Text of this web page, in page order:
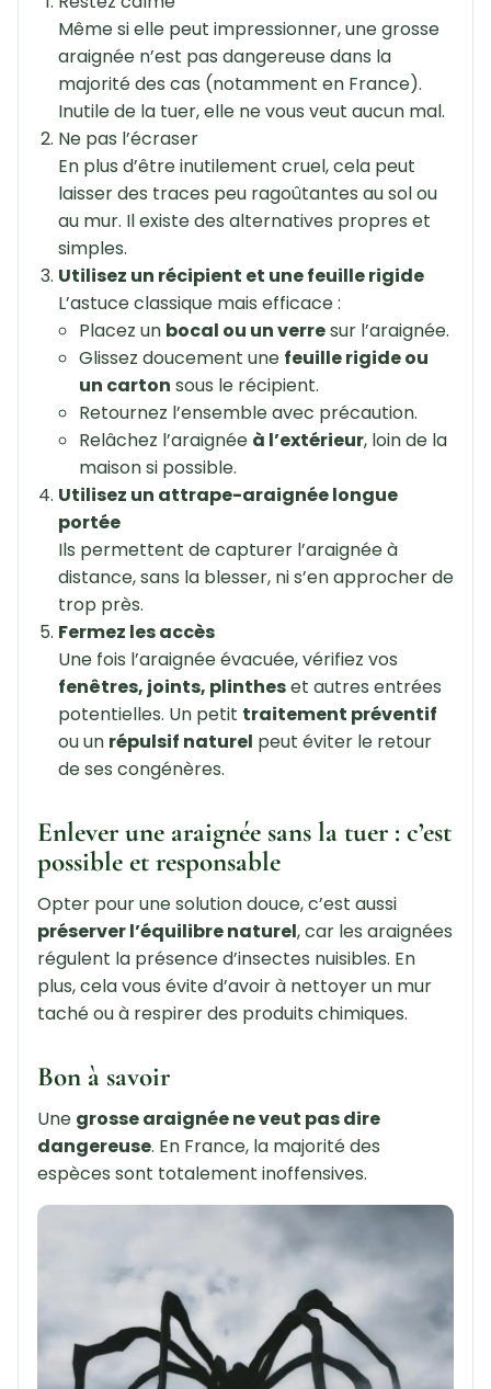
Même si elle peut impressionner, une grosse
araignée n’est pas dangereuse dans la
majorité des cas (notamment en France).
Inutile de la tuer, elle ne vous veut aucun mal.
Ne pas l’écraser
En plus d’être inutilement cruel, cela peut
laisser des traces peu ragoûtantes au sol ou
au mur. Il existe des alternatives propres et
simples.
Utilisez un récipient et une feuille rigide
L’astuce classique mais efficace :
Placez un bocal ou un verresur l’araignée.
Glissez doucement une feuille rigide ou
un carton sous le récipient.
Retournez l’ensemble avec précaution.
Relâchez l’araignée à l’extérieur, loin de la
maison si possible.
Utilisez un attrape-araignée longue
portée
Ils permettent de capturer l’araignée à
distance, sans la blesser, ni s’en approcher de
trop près.
Fermez les accès
Une fois l’araignée évacuée, vérifiez vos
fenêtres, joints, plintheset autres entrées
potentielles. Un petit traitement préventif
ou un répulsif naturel peut éviter le retour
de ses congénères.
Enlever une araignée sans la tuer : c’est
possible et responsable
Opter pour une solution douce, c’est aussi
préserver l’équilibre naturel, car les araignées
régulent la présence d’insectes nuisibles. En
plus, cela vous évite d’avoir à nettoyer un mur
taché ou à respirer des produits chimiques.
Bon à savoir
Une grosse araignée ne veut pas dire
dangereuse. En France, la majorité des
espèces sont totalement inoffensives.